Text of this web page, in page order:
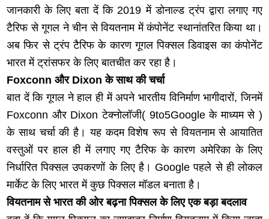
जानकारी के लिए बता दें कि 2019 में डोनाल्ड ट्रंप द्वारा लगाए गए
टैरिफ से गूगल ने चीन से वियतनाम में कंपोनेंट स्थानांतरित किया था।
अब फिर से ट्रंप टैरिफ के कारण गूगल पिक्सल डिवाइस का कंपोनेंट
भारत में ट्रांसफर के लिए बातचीत कर रहा है।
Foxconn और Dixon के साथ की चर्चा
बात दें कि गूगल ने हाल ही में अपने भारतीय विनिर्माण भागीदारों, जिनमें
Foxconn और Dixon टेक्नोलॉजी( 9to5Google के माध्यम से )
के साथ चर्चा की है। यह कदम विशेष रूप से वियतनाम से आयातित
वस्तुओं पर हाल ही में लगाए गए टैरिफ के कारण अमेरिका के लिए
निर्धारित पिक्सल उपकरणों के लिए है। Google पहले से ही लोकल
मार्केट के लिए भारत में कुछ पिक्सल मॉडल बनाता है।
वियतनाम से भारत की ओर बढ़ना पिक्सल के लिए एक बड़ा बदलाव